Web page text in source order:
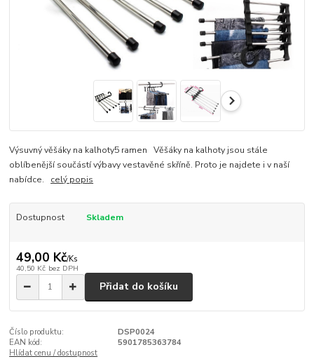
Výsuvný věšáky na kalhoty5 ramen Věšáky na kalhoty jsou stále
oblíbenější součástí výbavy vestavěné skříně. Proto je najdete i v naší
nabídce. celý popis
Dostupnost Skladem
49,00 Kč/Ks
40,50 Kč bez DPH
Přidat do košíku
Číslo produktu:
DSP0024
EAN kód:
5901785363784
Hlídat cenu / dostupnost